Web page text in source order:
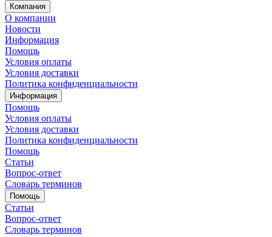
Компания
О компании
Новости
Информация
Помощь
Условия оплаты
Условия доставки
Политика конфиденциальности
Информация
Помощь
Условия оплаты
Условия доставки
Политика конфиденциальности
Помощь
Статьи
Вопрос-ответ
Словарь терминов
Помощь
Статьи
Вопрос-ответ
Словарь терминов